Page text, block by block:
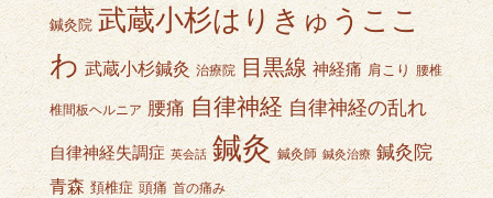
鍼灸院 武蔵小杉はりきゅうここ
わ 武蔵小杉鍼灸 治療院 目黒線 神経痛 肩こり 腰椎
椎間板ヘルニア 腰痛 自律神経 自律神経の乱れ
自律神経失調症 英会話 鍼灸 鍼灸師 鍼灸治療 鍼灸院
青森 頚椎症 頭痛 首の痛み